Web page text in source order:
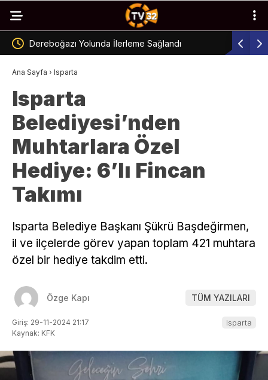
Sağlandı Otomobil Yan Yatarak Kaza Yaptı
Ana Sayfa › Isparta
Isparta
Belediyesi’nden
Muhtarlara Özel
Hediye: 6’lı Fincan
Takımı
Isparta Belediye Başkanı Şükrü Başdeğirmen,
il ve ilçelerde görev yapan toplam 421 muhtara
özel bir hediye takdim etti.
Özge Kapı TÜM YAZILARI
Giriş: 29-11-2024 21:17
Kaynak: KFK
Isparta